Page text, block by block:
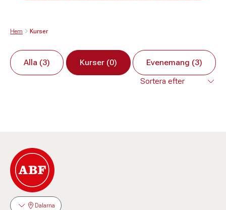
Hem Kurser
Alla (3) Kurser (0) Evenemang (3)
Dalarna